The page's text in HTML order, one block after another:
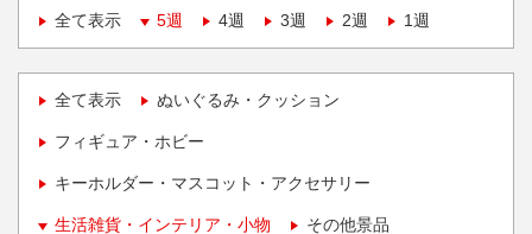
全て表示
5週 4週 3週 2週 1週
全て表示 ぬいぐるみ・クッション
フィギュア・ホビー
キーホルダー・マスコット・アクセサリー
生活雑貨・インテリア・小物 その他景品